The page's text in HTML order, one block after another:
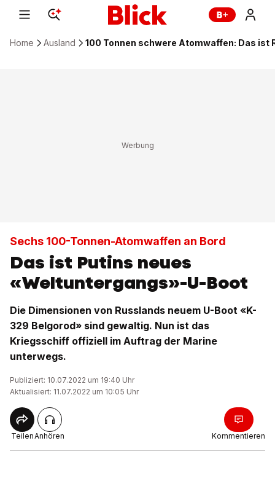
Home Ausland 100 Tonnen schwere Atomwaffen: Das ist
Sechs 100-Tonnen-Atomwaffen an Bord
Das ist Putins neues
«Weltuntergangs»-U-Boot
Die Dimensionen von Russlands neuem U-Boot «K-
329 Belgorod» sind gewaltig. Nun ist das
Kriegsschiff offiziell im Auftrag der Marine
unterwegs.
Publiziert: 10.07.2022 um 19:40 Uhr
Aktualisiert: 11.07.2022 um 10:05 Uhr
TeilenAnhören Kommentieren